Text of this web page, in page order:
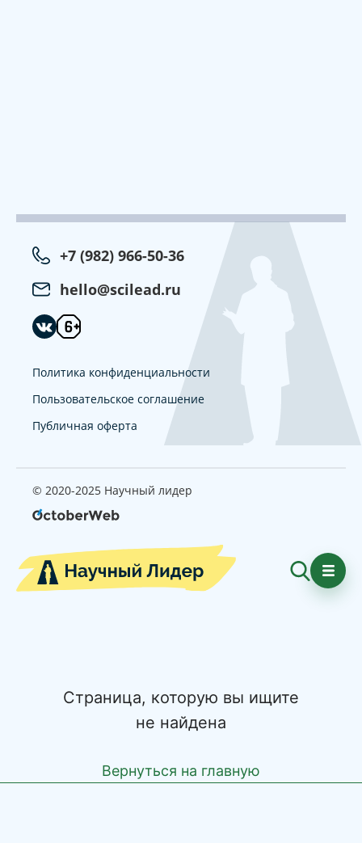
+7 (982) 966-50-36
hello@scilead.ru
Политика конфиденциальности
Пользовательское соглашение
Публичная оферта
© 2020-2025 Научный лидер
Страница, которую вы ищите
не найдена
Вернуться на главную